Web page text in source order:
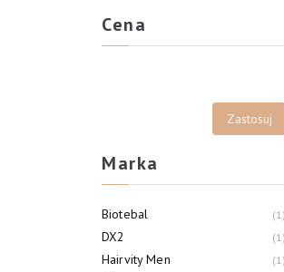
Cena
Marka
Biotebal 1
DX2 1
Hairvity Men 1